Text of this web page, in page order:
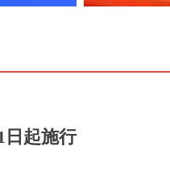
日起施行